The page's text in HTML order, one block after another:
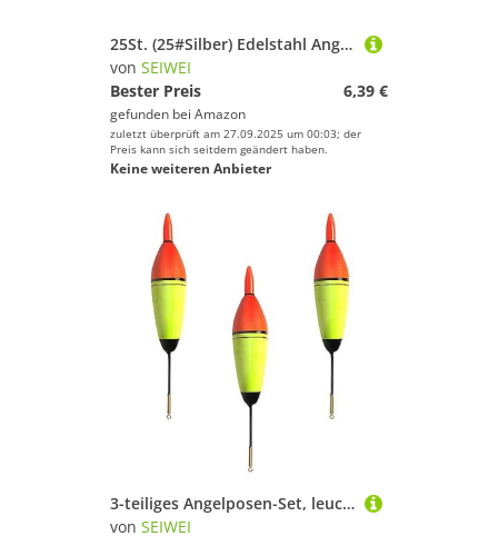
25St. (25#Silber) Edelstahl Angeldraht Vorfächer mit Schnapper & Wirbel, Anti-Biss Köder Drahtvorfächer für Hecht Barsch Zander, Salzwasser Süßwasser Angelzubehör Tackle
von SEIWEI
Bester Preis
6,39 €
gefunden bei Amazon
zuletzt überprüft am 27.09.2025 um 00:03; der
Preis kann sich seitdem geändert haben.
Keine weiteren Anbieter
3-teiliges Angelposen-Set, leuchtende Angel-Schwimmer, Nachtangeln, EVA-Schaum-Posen mit roter LED, für Hecht, Karpfen, Barsch, (10/20/30 g)
von SEIWEI